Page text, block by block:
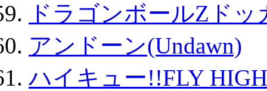
ドラゴンボールZド
アンドーン(Undawn)
ハイキュー!!FLY HIGH